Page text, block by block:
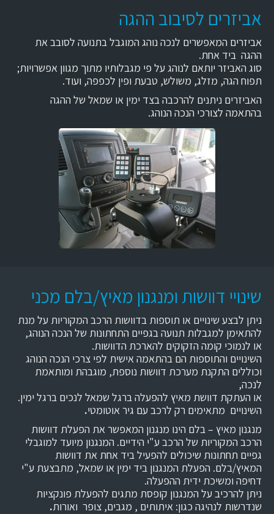
אביזרים לסיבוב ההגה
אביזרים המאפשרים לנכה נוהג המוגבל בתנועה לסובב את
ההגה ביד אחת.
סוג האביזר יותאם לנוהג על פי מגבלותיו מתוך מגוון אפשרויות;
תפוח הגה, מזלג, משולש, טבעת ופין לכפפה, ועוד.
האביזרים ניתנים להרכבה בצד ימין או שמאל של ההגה
בהתאמה לצורכי הנכה הנוהג.
שינויי דוושות ומנגנון מאיץ/בלם מכני
ניתן לבצע שינויים או תוספות בדוושות הרכב המקוריות על מנת
להתאימן למגבלות תנועה בגפיים התחתונות של הנכה הנוהג,
או לנמוכי קומה הזקוקים להארכת הדוושות.
השינויים והתוספות הם בהתאמה אישית לפי צרכי הנכה הנוהג
וכוללים התקנת מערכת דוושות נוספת, מוגבהת ומותאמת
לנכה,
או העתקת דוושת מאיץ להפעלה ברגל שמאל לנכים ברגל ימין.
השינויים מתאימים רק לרכב עם גיר אוטומטי.
מנגנון מאיץ – בלם הינו מנגנון המאפשר את הפעלת דוושות
הרכב המקוריות של הרכב ע"י הידיים. המנגנון מיועד למוגבלי
גפיים תחתונות שיכולים להפעיל ביד אחת את דוושות
המאיץ/בלם. הפעלת המנגנון ביד ימין או שמאל, מתבצעת ע"י
דחיפה ומשיכת ידית ההפעלה.
ניתן להרכיב על המנגנון קופסת מתגים להפעלת פונקציות
שנדרשות לנהיגה כגון: איתותים , מגבים, צופר ואורות.